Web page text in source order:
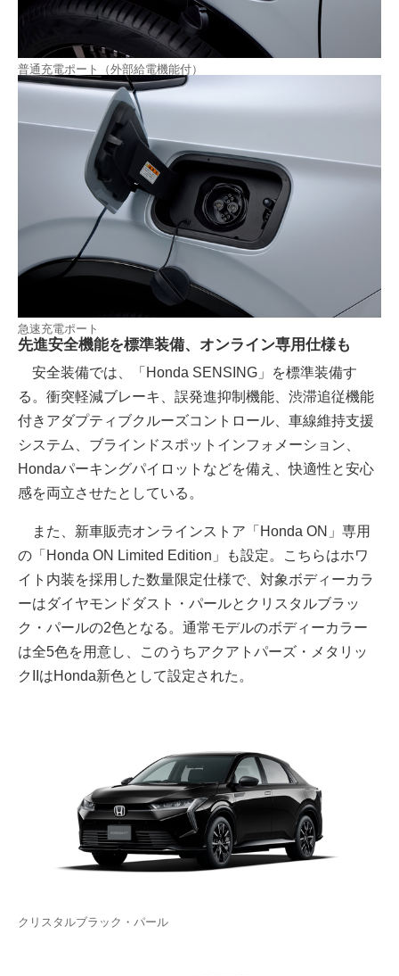
普通充電ポート（外部給電機能付）
急速充電ポート
先進安全機能を標準装備、オンライン専用仕様も
安全装備では、「Honda SENSING」を標準装備す
る。衝突軽減ブレーキ、誤発進抑制機能、渋滞追従機能
付きアダプティブクルーズコントロール、車線維持支援
システム、ブラインドスポットインフォメーション、
Hondaパーキングパイロットなどを備え、快適性と安心
感を両立させたとしている。
また、新車販売オンラインストア「Honda ON」専用
の「Honda ON Limited Edition」も設定。こちらはホワ
イト内装を採用した数量限定仕様で、対象ボディーカラ
ーはダイヤモンドダスト・パールとクリスタルブラッ
ク・パールの2色となる。通常モデルのボディーカラー
は全5色を用意し、このうちアクアトパーズ・メタリッ
クIIはHonda新色として設定された。
クリスタルブラック・パール